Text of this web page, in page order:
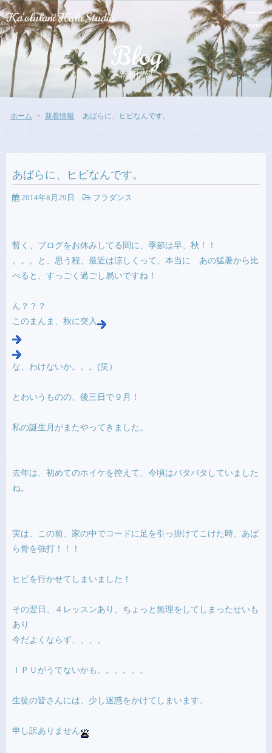
menu
Blog
新着情報
ホーム 新着情報 あばらに、ヒビなんです。
あばらに、ヒビなんです。
2014年8月29日 フラダンス
暫く、ブログをお休みしてる間に、季節は早、秋！！
。。。と、思う程、最近は涼しくって、本当に あの猛暑から比
べると、すっごく過ごし易いですね！
ん？？？
このまんま、秋に突入
な、わけないか。。。(笑）
とわいうものの、後三日で９月！
私の誕生月がまたやってきました。
去年は、初めてのホイケを控えて、今頃はバタバタしていました
ね。
実は、この前、家の中でコードに足を引っ掛けてこけた時、あば
ら骨を強打！！！
ヒビを行かせてしまいました！
その翌日、４レッスンあり、ちょっと無理をしてしまったせいも
あり
今だよくならず、、、。
ＩＰＵがうてないかも。。。。。。
生徒の皆さんには、少し迷惑をかけてしまいます。
申し訳ありません